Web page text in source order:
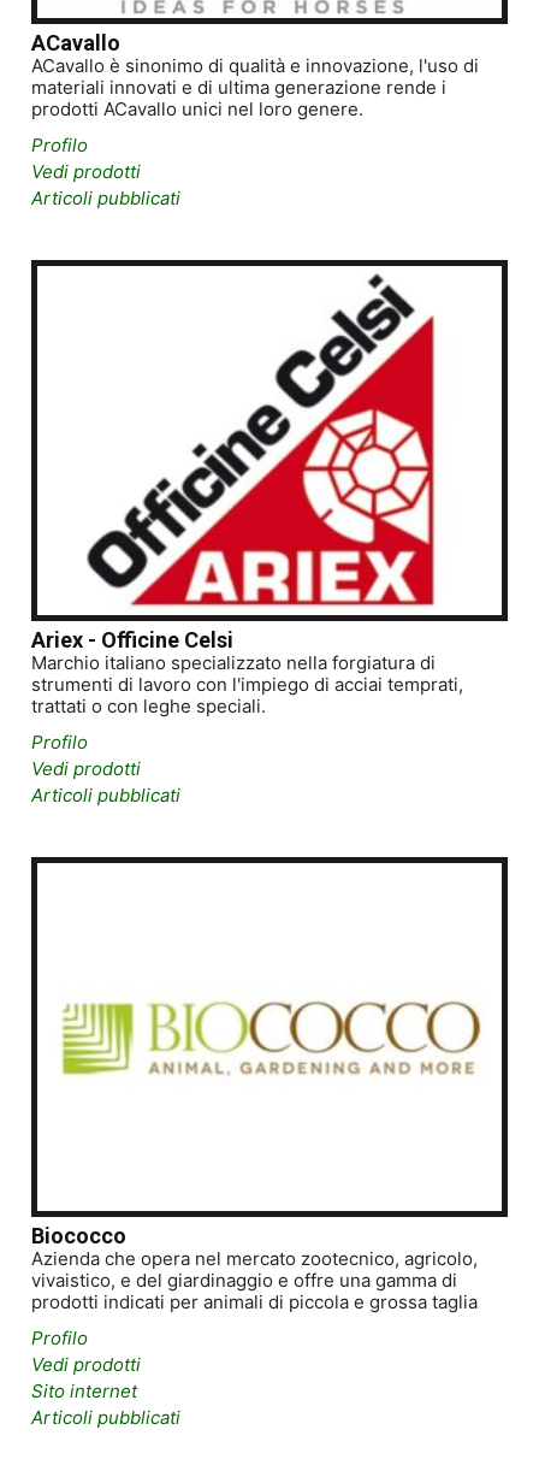
ACavallo
ACavallo è sinonimo di qualità e innovazione, l'uso di
materiali innovati e di ultima generazione rende i
prodotti ACavallo unici nel loro genere.
Profilo
Vedi prodotti
Articoli pubblicati
Ariex - Officine Celsi
Marchio italiano specializzato nella forgiatura di
strumenti di lavoro con l'impiego di acciai temprati,
trattati o con leghe speciali.
Profilo
Vedi prodotti
Articoli pubblicati
Biococco
Azienda che opera nel mercato zootecnico, agricolo,
vivaistico, e del giardinaggio e offre una gamma di
prodotti indicati per animali di piccola e grossa taglia
Profilo
Vedi prodotti
Sito internet
Articoli pubblicati